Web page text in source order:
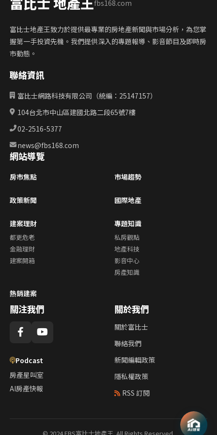
fbs168.com
富比士地產王致力於提供最專業的房地產新聞與市場分析，為您掌
握第一手投資先機。我們提供深入的專題報導、影音節目及即時房
市動態。
聯絡資訊
富比士網路科技有限公司（統編：25147157）
104台北市中山區建國北路二段65號7樓
02-2516-5377
news@fbs168.com
網站導覽
房市焦點 市場趨勢
政策新聞 國際地產
建案理財
都更危老
金融理財
建案開箱
專題知識
私房觀點
地產科技
影音中心
房產知識
熱銷建案
關注我們
Podcast
房產星叫室
AI房產快報
關於我們
關於富比士
聯絡我們
新聞編輯政策
隱私權政策
RSS 訂閱
© 2024 FBS富比士地產王. All Rights Reserved.